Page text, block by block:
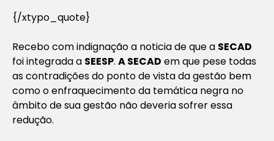
{/xtypo_quote}
Recebo com indignação a noticia de que a SECAD
foi integrada a SEESP. A SECAD em que pese todas
as contradições do ponto de vista da gestão bem
como o enfraquecimento da temática negra no
âmbito de sua gestão não deveria sofrer essa
redução.